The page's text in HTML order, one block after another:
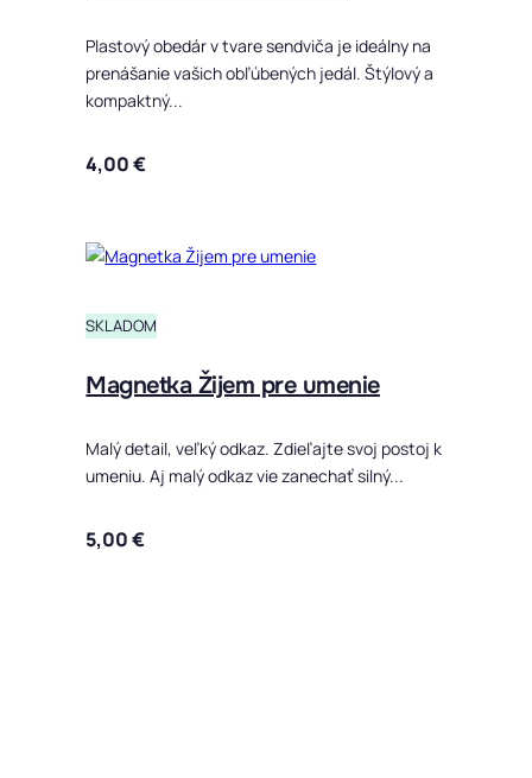
Plastový obedár v tvare sendviča je ideálny na
prenášanie vašich obľúbených jedál. Štýlový a
kompaktný...
4,00€
SKLADOM
Magnetka Žijem pre umenie
Malý detail, veľký odkaz. Zdieľajte svoj postoj k
umeniu. Aj malý odkaz vie zanechať silný...
5,00€